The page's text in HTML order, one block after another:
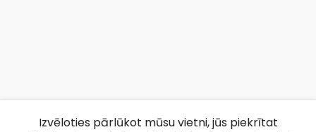
Izvēloties pārlūkot mūsu vietni, jūs piekrītat